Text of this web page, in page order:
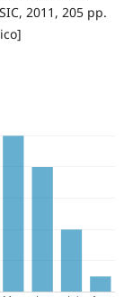
2011, 205 pp.